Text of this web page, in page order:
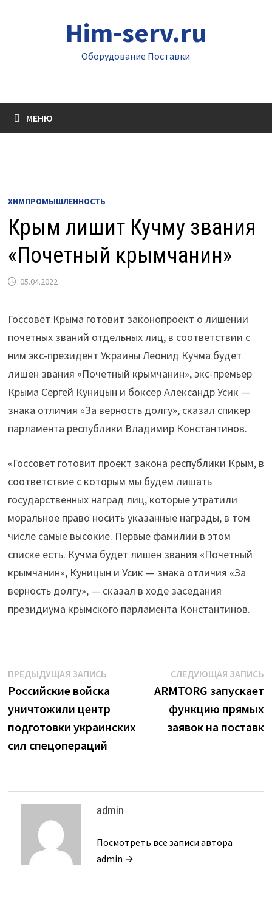
Him-serv.ru
Оборудование Поставки
МЕНЮ
ХИМПРОМЫШЛЕННОСТЬ
Крым лишит Кучму звания
«Почетный крымчанин»
05.04.2022
Госсовет Крыма готовит законопроект о лишении
почетных званий отдельных лиц, в соответствии с
ним экс-президент Украины Леонид Кучма будет
лишен звания «Почетный крымчанин», экс-премьер
Крыма Сергей Куницын и боксер Александр Усик —
знака отличия «За верность долгу», сказал спикер
парламента республики Владимир Константинов.
«Госсовет готовит проект закона республики Крым, в
соответствие с которым мы будем лишать
государственных наград лиц, которые утратили
моральное право носить указанные награды, в том
числе самые высокие. Первые фамилии в этом
списке есть. Кучма будет лишен звания «Почетный
крымчанин», Куницын и Усик — знака отличия «За
верность долгу», — сказал в ходе заседания
президиума крымского парламента Константинов.
Навигация
по
записям
ПРЕДЫДУЩАЯ ЗАПИСЬПредыдущая
запись:
Российские войска
уничтожили центр
подготовки украинских
сил спецопераций
СЛЕДУЮЩАЯ ЗАПИСЬ
ARMTORG запускает
функцию прямых
заявок на поставк
admin
Посмотреть все записи автора
admin →